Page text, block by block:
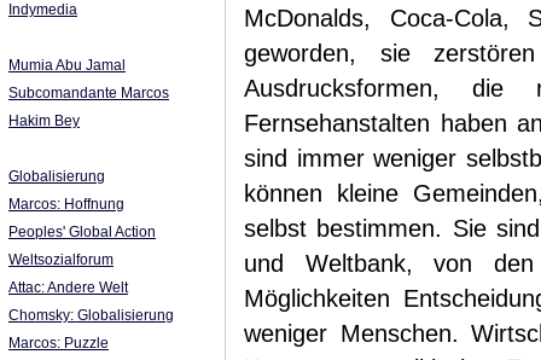
Indymedia
Mumia Abu Jamal
Subcomandante Marcos
Hakim Bey
Globalisierung
Marcos: Hoffnung
Peoples' Global Action
Weltsozialforum
Attac: Andere Welt
Chomsky: Globalisierung
Marcos: Puzzle
McDonalds, Coca-
geworden, sie
Ausdrucksformen,
Fernsehanstalten haben
sind immer weniger
können kleine
selbst bestimmen. Sie
und Weltbank, von
Möglichkeiten
weniger Menschen.